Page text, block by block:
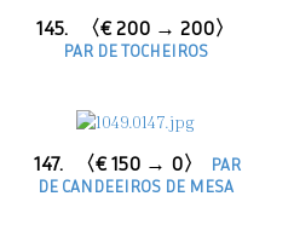
145. 〈€ 200 → 200〉
PAR DE TOCHEIROS
147. 〈€ 150 → 0〉
PAR
DE CANDEEIROS DE MESA